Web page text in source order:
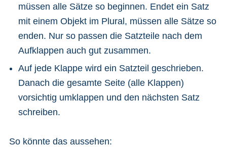
müssen alle Sätze so beginnen. Endet ein Satz
mit einem Objekt im Plural, müssen alle Sätze so
enden. Nur so passen die Satzteile nach dem
Aufklappen auch gut zusammen.
Auf jede Klappe wird ein Satzteil geschrieben.
Danach die gesamte Seite (alle Klappen)
vorsichtig umklappen und den nächsten Satz
schreiben.
So könnte das aussehen: